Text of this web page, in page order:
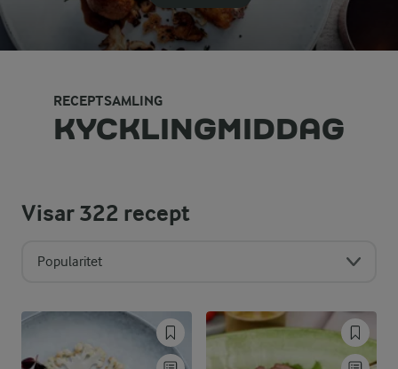
RECEPTSAMLING
KYCKLINGMIDDAG
Visar322 recept
Popularitet